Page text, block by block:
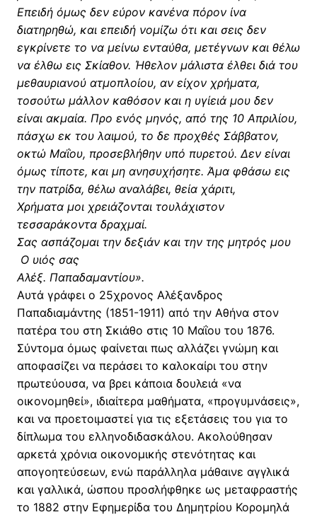
Επειδή όμως δεν εύρον κανένα πόρον ίνα
διατηρηθώ, και επειδή νομίζω ότι και σεις δεν
εγκρίνετε το να μείνω ενταύθα, μετέγνων και θέλω
να έλθω εις Σκίαθον. Ήθελον μάλιστα έλθει διά του
μεθαυριανού ατμοπλοίου, αν είχον χρήματα,
τοσούτω μάλλον καθόσον και η υγίειά μου δεν
είναι ακμαία. Προ ενός μηνός, από της 10 Απριλίου,
πάσχω εκ του λαιμού, το δε προχθές Σάββατον,
οκτώ Μαΐου, προσεβλήθην υπό πυρετού. Δεν είναι
όμως τίποτε, και μη ανησυχήσητε. Άμα φθάσω εις
την πατρίδα, θέλω αναλάβει, θεία χάριτι,
Χρήματα μοι χρειάζονται τουλάχιστον
τεσσαράκοντα δραχμαί.
Σας ασπάζομαι την δεξιάν και την της μητρός μου
Ο υιός σας
Αλέξ. Παπαδαμαντίου».
Αυτά γράφει ο 25χρονος Αλέξανδρος
Παπαδιαμάντης (1851-1911) από την Αθήνα στον
πατέρα του στη Σκιάθο στις 10 Μαΐου του 1876.
Σύντομα όμως φαίνεται πως αλλάζει γνώμη και
αποφασίζει να περάσει το καλοκαίρι του στην
πρωτεύουσα, να βρει κάποια δουλειά «να
οικονομηθεί», ιδιαίτερα μαθήματα, «προγυμνάσεις»,
και να προετοιμαστεί για τις εξετάσεις του για το
δίπλωμα του ελληνοδιδασκάλου. Ακολούθησαν
αρκετά χρόνια οικονομικής στενότητας και
απογοητεύσεων, ενώ παράλληλα μάθαινε αγγλικά
και γαλλικά, ώσπου προσλήφθηκε ως μεταφραστής
το 1882 στην Εφημερίδα του Δημητρίου Κορομηλά